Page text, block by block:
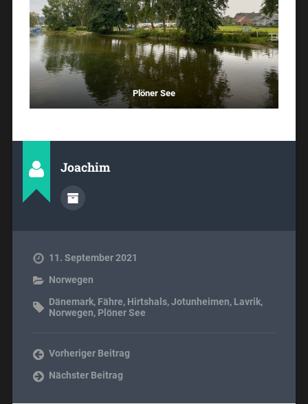
Plöner See
Joachim
11. September 2021
Norwegen
Dänemark, Fähre, Hirtshals,Jotunheimen, Lavrik,
Norwegen, Plöner See
Vorheriger Beitrag
Nächster Beitrag